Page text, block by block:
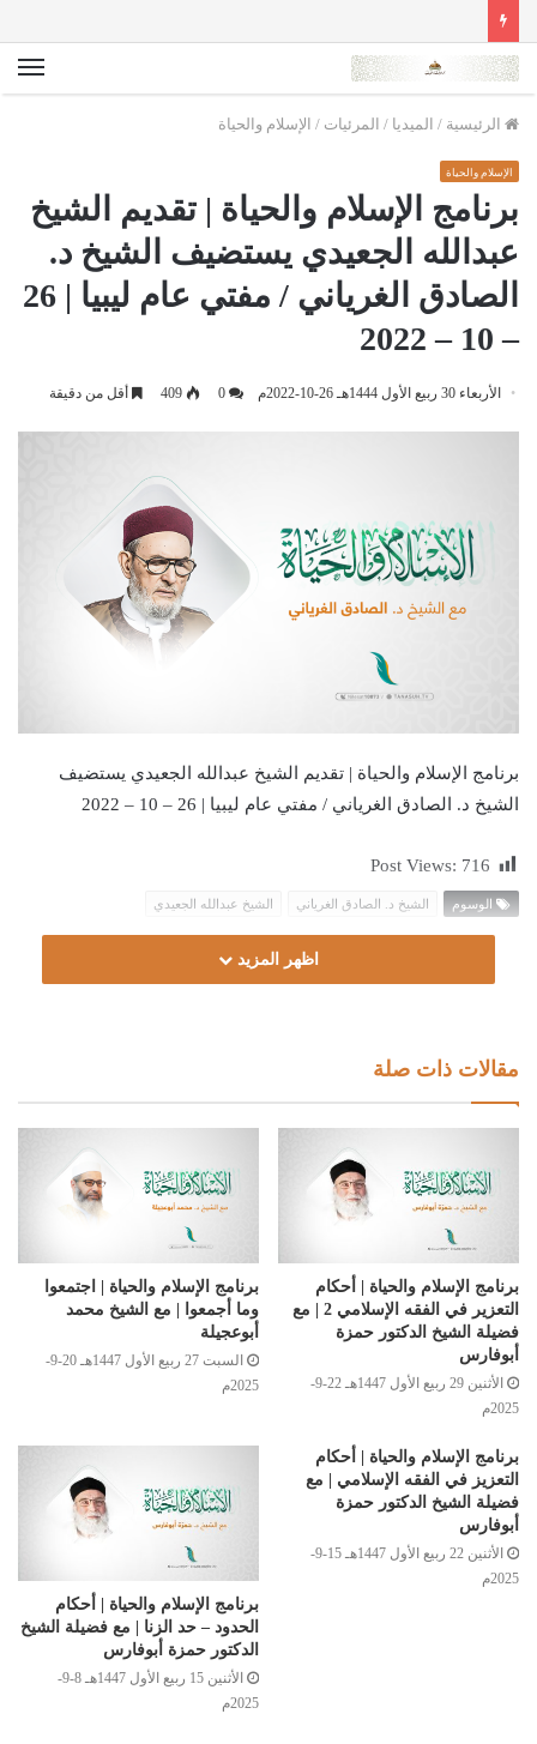
الرئيسية / الميديا / المرئيات / الإسلام والحياة
الإسلام والحياة
برنامج الإسلام والحياة | تقديم الشيخ
عبدالله الجعيدي يستضيف الشيخ د.
الصادق الغرياني / مفتي عام ليبيا | 26
– 10 – 2022
الأربعاء 30 ربيع الأول 1444هـ 26-10-2022م 0
409 أقل من دقيقة
برنامج الإسلام والحياة | تقديم الشيخ عبدالله الجعيدي يستضيف
الشيخ د. الصادق الغرياني / مفتي عام ليبيا | 26 – 10 – 2022
Post Views: 716
الوسوم الشيخ د. الصادق الغرياني الشيخ عبدالله الجعيدي
اظهر المزيد
مقالات ذات صلة
برنامج الإسلام والحياة | أحكام
التعزير في الفقه الإسلامي 2 | مع
فضيلة الشيخ الدكتور حمزة
أبوفارس
الأثنين 29 ربيع الأول 1447هـ 22-9-
2025م
برنامج الإسلام والحياة | اجتمعوا
وما أجمعوا | مع الشيخ محمد
أبوعجيلة
السبت 27 ربيع الأول 1447هـ 20-9-
2025م
برنامج الإسلام والحياة | أحكام
التعزيز في الفقه الإسلامي | مع
فضيلة الشيخ الدكتور حمزة
أبوفارس
الأثنين 22 ربيع الأول 1447هـ 15-9-
2025م
برنامج الإسلام والحياة | أحكام
الحدود – حد الزنا | مع فضيلة الشيخ
الدكتور حمزة أبوفارس
الأثنين 15 ربيع الأول 1447هـ 8-9-
2025م